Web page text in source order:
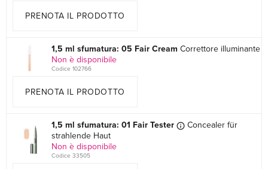
PRENOTA IL PRODOTTO
1,5 ml sfumatura: 05 Fair Cream Correttore illuminante
Non è disponibile
Codice 102766
PRENOTA IL PRODOTTO
1,5 ml sfumatura: 01 Fair Tester
Concealer für
strahlende Haut
Non è disponibile
Codice 33505